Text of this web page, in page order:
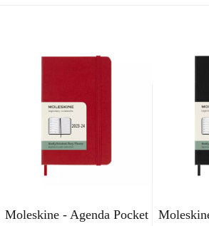
Moleskine - Agenda Pocket